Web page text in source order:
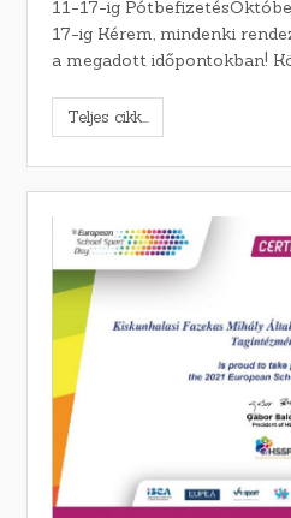
11-17-ig
17-ig Kérem, mindenki
a megadott időpontokban!
Teljes cikk...